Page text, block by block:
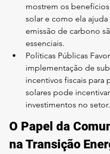
mostrem os
solar e como ela ajuda
emissão de carbono
essenciais.
Políticas Públicas
implementação de
incentivos fiscais para
solares pode
investimentos no setor.
O Papel da
na Transição